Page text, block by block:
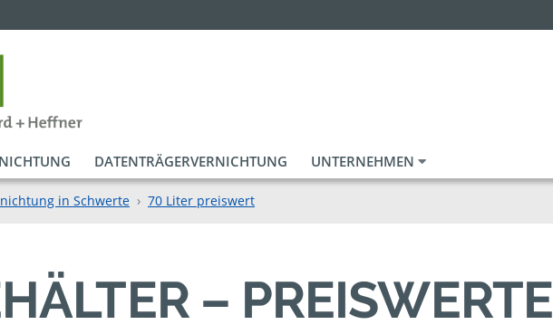
DATENTRÄGERVERNICHTUNG UNTERNEHMEN
in Schwerte 70 Liter preiswert
– PREISWERTE